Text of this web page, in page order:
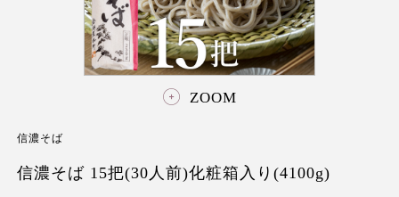
ZOOM
信濃そば
信濃そば 15把(30人前)化粧箱入り(4100g)